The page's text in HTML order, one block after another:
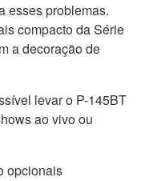
esses problemas.
compacto da Série
a decoração de
levar o P-145BT
ao vivo ou
opcionais